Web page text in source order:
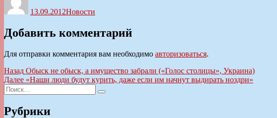
13.09.2012Новости
Добавить комментарий
Для отправки комментария вам необходимо авторизоваться.
Навигация
по
записям
Назад Предыдущая
запись:
Обыск не обыск, а имущество забрали («Голос столицы», Украина)
Далее Следующая
«Наши люди будут курить, даже если им начнут выдирать ноздри»
Искать:
Поиск
Рубрики